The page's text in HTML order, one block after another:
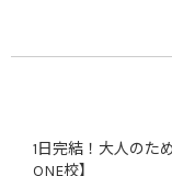
1日完結！大人のた
ONE校】